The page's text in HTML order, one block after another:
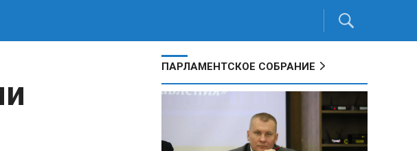
ПАРЛАМЕНТСКОЕ СОБРАНИЕ